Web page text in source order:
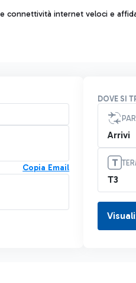
internet veloci e
Copia Email
DOVE SI
Arrivi
T3